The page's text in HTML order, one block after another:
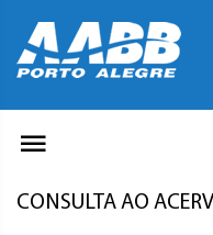
CONSULTA AO